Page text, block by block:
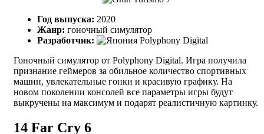
Год выпуска: 2020
Жанр: гоночный симулятор
Разработчик:
Polyphony Digital
Гоночный симулятор от Polyphony Digital. Игра получила
признание геймеров за обильное количество спортивных
машин, увлекательные гонки и красивую графику. На
новом поколении консолей все параметры игры будут
выкручены на максимум и подарят реалистичную картинку.
14 Far Cry 6